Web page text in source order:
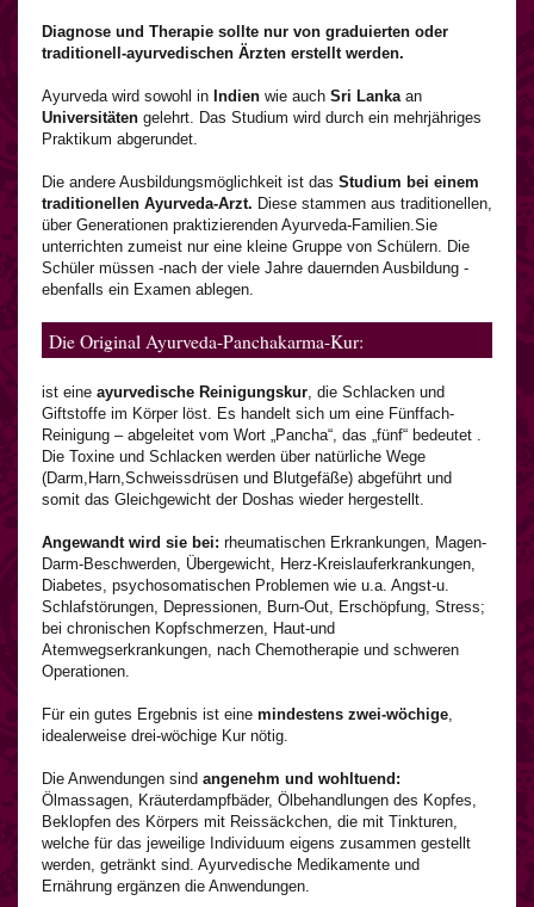
Diagnose und Therapie sollte nur von graduierten oder
traditionell-ayurvedischen Ärzten erstellt werden.
Ayurveda wird sowohl in Indien wie auch Sri Lankaan
Universitäten gelehrt. Das Studium wird durch ein mehrjähriges
Praktikum abgerundet.
Die andere Ausbildungsmöglichkeit ist das Studium bei einem
traditionellen Ayurveda-Arzt. Diese stammen aus traditionellen,
über Generationen praktizierenden Ayurveda-Familien.Sie
unterrichten zumeist nur eine kleine Gruppe von Schülern. Die
Schüler müssen -nach der viele Jahre dauernden Ausbildung -
ebenfalls ein Examen ablegen.
Die Original Ayurveda-Panchakarma-Kur:
ist eine ayurvedische Reinigungskur, die Schlacken und
Giftstoffe im Körper löst. Es handelt sich um eine Fünffach-
Reinigung – abgeleitet vom Wort „Pancha“, das „fünf“ bedeutet .
Die Toxine und Schlacken werden über natürliche Wege
(Darm,Harn,Schweissdrüsen und Blutgefäße) abgeführt und
somit das Gleichgewicht der Doshas wieder hergestellt.
Angewandt wird sie bei: rheumatischen Erkrankungen, Magen-
Darm-Beschwerden, Übergewicht, Herz-Kreislauferkrankungen,
Diabetes, psychosomatischen Problemen wie u.a. Angst-u.
Schlafstörungen, Depressionen, Burn-Out, Erschöpfung, Stress;
bei chronischen Kopfschmerzen, Haut-und
Atemwegserkrankungen, nach Chemotherapie und schweren
Operationen.
Für ein gutes Ergebnis ist eine mindestens zwei-wöchige,
idealerweise drei-wöchige Kur nötig.
Die Anwendungen sind angenehm und wohltuend:
Ölmassagen, Kräuterdampfbäder, Ölbehandlungen des Kopfes,
Beklopfen des Körpers mit Reissäckchen, die mit Tinkturen,
welche für das jeweilige Individuum eigens zusammen gestellt
werden, getränkt sind. Ayurvedische Medikamente und
Ernährung ergänzen die Anwendungen.